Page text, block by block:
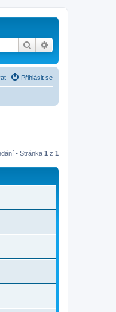
Hledat
Přihlásit se
• Stránka 1 z 1